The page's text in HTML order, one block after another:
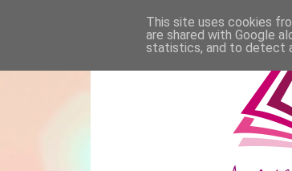
This site uses cookies
are shared with Google
statistics, and to detect